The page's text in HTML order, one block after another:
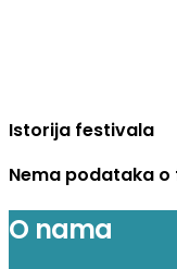
Istorija festivala
Nema podataka
O nama